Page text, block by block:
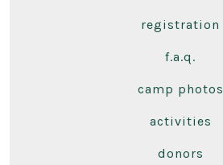
registration
f.a.q.
camp photos
activities
donors